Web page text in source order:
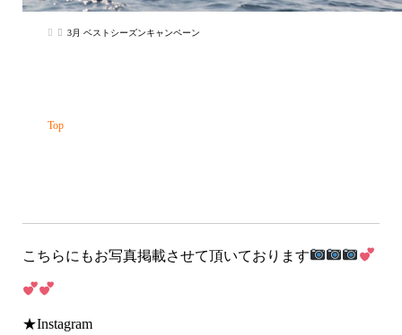
こちらにもお写真掲載させて頂いております
★Instagram